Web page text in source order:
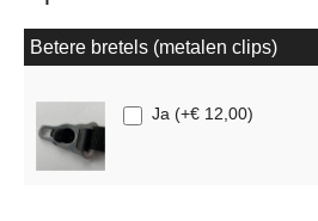
Betere bretels (metalen clips)
Ja (+€ 12,00)